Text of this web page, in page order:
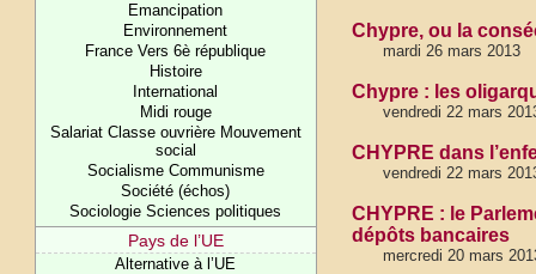
Emancipation
Environnement
France Vers 6è république
Histoire
International
Midi rouge
Salariat Classe ouvrière Mouvement
social
Socialisme Communisme
Société (échos)
Sociologie Sciences politiques
Pays de l’UE
Alternative à l’UE
Chypre, ou la
mardi 26 mars 2013
Chypre : les
vendredi 22 mars
CHYPRE dans
vendredi 22 mars
CHYPRE : le
dépôts bancaires
mercredi 20 mars